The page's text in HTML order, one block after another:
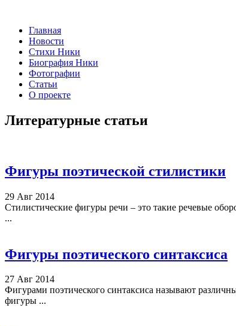
Главная
Новости
Стихи Ники
Биография Ники
Фотографии
Статьи
О проекте
Литературные статьи
Фигуры поэтической стилистики
29 Авг 2014
Стилистические фигуры речи – это такие речевые
...
Фигуры поэтического синтаксиса
27 Авг 2014
Фигурами поэтического синтаксиса называют
фигуры ...